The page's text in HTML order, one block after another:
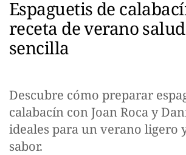
Espaguetis de
receta de verano
sencilla
Descubre cómo preparar
calabacín con Joan Roca y
ideales para un verano ligero
sabor.